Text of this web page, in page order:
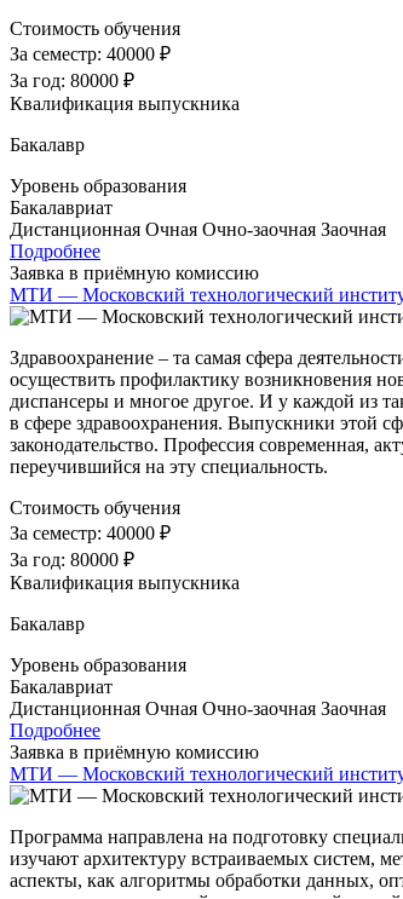
Стоимость обучения
За семестр: 40000 ₽
За год: 80000 ₽
Квалификация выпускника
Бакалавр
Уровень образования
Бакалавриат
Дистанционная Очная Очно-заочная Заочная
Подробнее
Заявка в приёмную комиссию
МТИ — Московский технологический
Здравоохранение – та самая сфера
осуществить профилактику возникновения
диспансеры и многое другое. И у каждой из
в сфере здравоохранения. Выпускники этой
законодательство. Профессия современная,
переучившийся на эту специальность.
Стоимость обучения
За семестр: 40000 ₽
За год: 80000 ₽
Квалификация выпускника
Бакалавр
Уровень образования
Бакалавриат
Дистанционная Очная Очно-заочная Заочная
Подробнее
Заявка в приёмную комиссию
МТИ — Московский технологический
Программа направлена на подготовку
изучают архитектуру встраиваемых систем,
аспекты, как алгоритмы обработки данных,